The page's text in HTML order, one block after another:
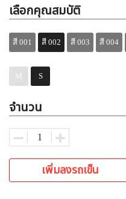
เคลื่อนที่ไปรอบ ๆ พื้น
มี 2 สี ชมพู และ ครีม
size S
สินค้า 600 g.
2.size M60*60*25 cm
*สำหรับน้องแมวโต-น้องหมา รั
สินค้า 1 kg
เลือกคุณสมบัติ
สี 001 สี 002 สี 003 สี 004
M S
จำนวน
เพิ่มลงรถเข็น